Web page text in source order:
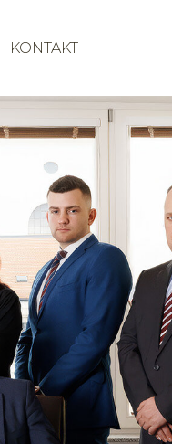
KONTAKT